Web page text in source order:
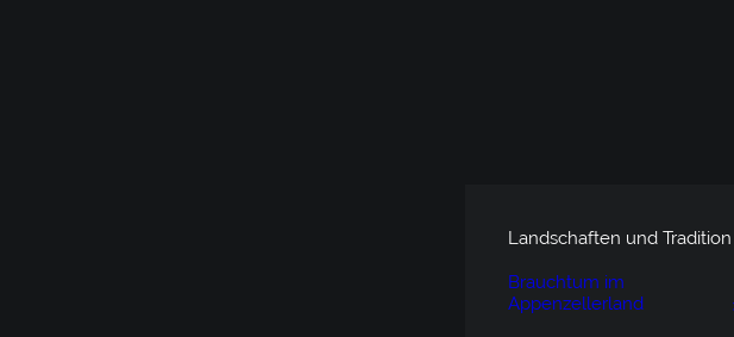
Landschaften und Tradition
Brauchtum im
Appenzellerland